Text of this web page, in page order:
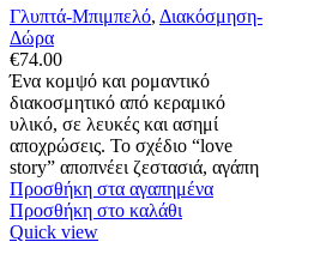
επιλεγούν
σελίδα
του
προϊόντος
Γλυπτά-Μπιμπελό, Διακόσμηση-
Δώρα
€74.00
Ένα κομψό και ρομαντικό
διακοσμητικό από κεραμικό
υλικό, σε λευκές και ασημί
αποχρώσεις. Το σχέδιο “love
story” αποπνέει ζεστασιά, αγάπη
Προσθήκη στα αγαπημένα
Προσθήκη στο καλάθι
Quick view